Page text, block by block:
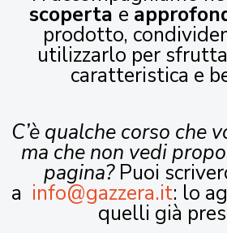
scoperta e
prodotto,
utilizzarlo per
caratteristica e
C’è qualche corso che
ma che non vedi
pagina?Puoi
a info@gazzera.it: lo
quelli già